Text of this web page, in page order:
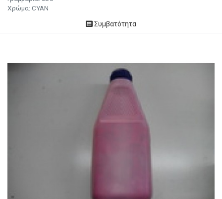
Χρώμα: CYAN
Συμβατότητα